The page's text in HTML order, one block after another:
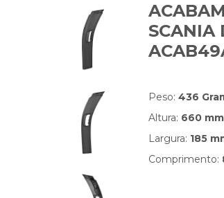
SCANIA
Peso: 436
Altura: 660 mm
Largura: 185
Comprimento: